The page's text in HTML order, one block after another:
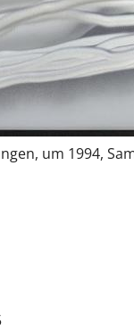
um 1994,